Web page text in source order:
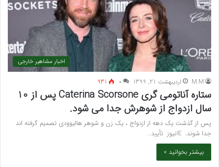
اخبار مشاهیر خارجی
M.M اردیبهشت 21, 1399 ۰ 931
ستاره آناتومی گری Caterina Scorsone پس از 10
سال ازدواج از شوهرش جدا می شود.
پس از گذشت یک دهه از ازدواج ، یک زن و شوهر هالیوودی تصمیم گرفته اند
جدا شوند. E!نیوز تأیید…
بیشتر بخوانید »